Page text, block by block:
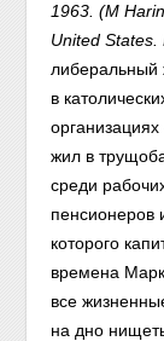
1963. (М
United States.
либеральный
в
жил в
среди
пенсионеров
которого
времена
все
на дно